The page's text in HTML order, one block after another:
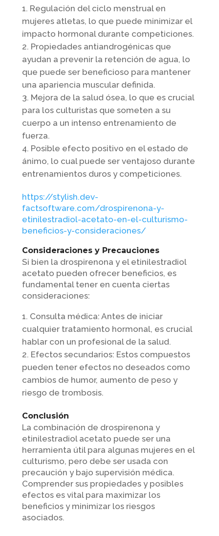
Regulación del ciclo menstrual en
mujeres atletas, lo que puede minimizar el
impacto hormonal durante competiciones.
Propiedades antiandrogénicas que
ayudan a prevenir la retención de agua, lo
que puede ser beneficioso para mantener
una apariencia muscular definida.
Mejora de la salud ósea, lo que es crucial
para los culturistas que someten a su
cuerpo a un intenso entrenamiento de
fuerza.
Posible efecto positivo en el estado de
ánimo, lo cual puede ser ventajoso durante
entrenamientos duros y competiciones.
https://stylish.dev-
factsoftware.com/drospirenona-y-
etinilestradiol-acetato-en-el-culturismo-
beneficios-y-consideraciones/
Consideraciones y Precauciones
Si bien la drospirenona y el etinilestradiol
acetato pueden ofrecer beneficios, es
fundamental tener en cuenta ciertas
consideraciones:
Consulta médica: Antes de iniciar
cualquier tratamiento hormonal, es crucial
hablar con un profesional de la salud.
Efectos secundarios: Estos compuestos
pueden tener efectos no deseados como
cambios de humor, aumento de peso y
riesgo de trombosis.
Conclusión
La combinación de drospirenona y
etinilestradiol acetato puede ser una
herramienta útil para algunas mujeres en el
culturismo, pero debe ser usada con
precaución y bajo supervisión médica.
Comprender sus propiedades y posibles
efectos es vital para maximizar los
beneficios y minimizar los riesgos
asociados.